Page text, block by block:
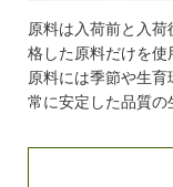
原料は入荷前と入
格した原料だけを使
原料には季節や生育
常に安定した品質の